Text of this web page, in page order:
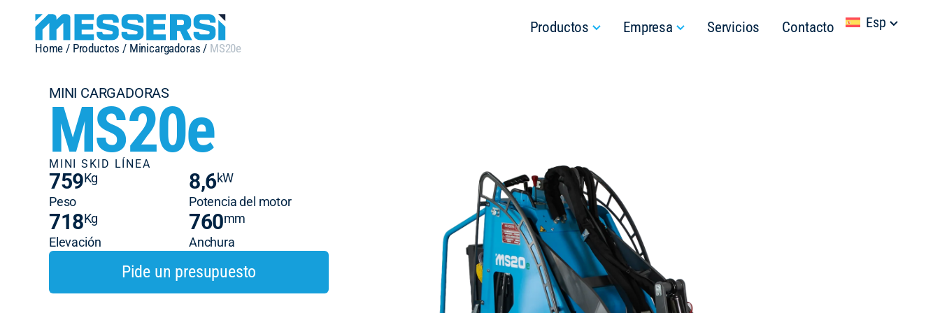
Productos Empresa Servicios Contacto Esp
Home / Productos / Minicargadoras / MS20e
MINI CARGADORAS
MS20e
MINI SKID LÍNEA
759Kg
Peso
8,6kW
Potencia del motor
718Kg
Elevación
760mm
Anchura
Pide un presupuesto